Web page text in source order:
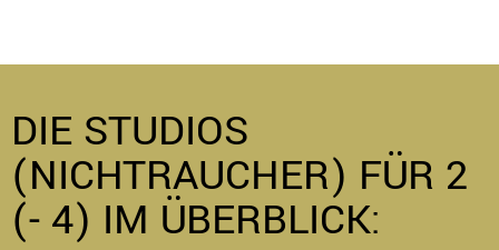
DIE STUDIOS
(NICHTRAUCHER) FÜR 2
(- 4) IM ÜBERBLICK: